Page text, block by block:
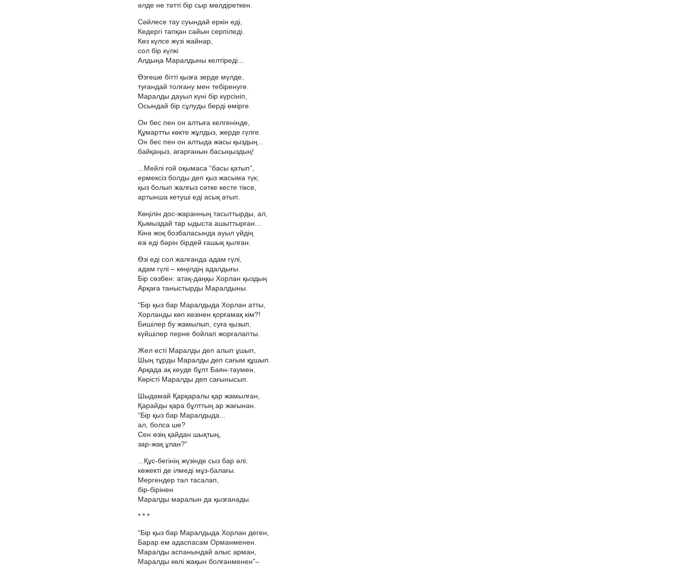
әлде не тәтті бір сыр мөлдіреткен.
Сөйлесе тау суындай еркін еді,
Кедергі тапқан сайын серпіледі.
Көз күлсе жүзі жайнар,
сол бір күлкі
Алдыңа Маралдыны келтіреді...
Өзгеше бітті қызға зерде мүлде,
туғандай толғану мен тебіренуге.
Маралды дауыл күні бір күрсініп,
Осындай бір сұлуды берді өмірге.
Он бес пен он алтыға келгенінде,
Құмартты көкте жұлдыз, жерде гүлге.
Он бес пен он алтыда жасы қыздың...
байқаңыз, ағарғанын басыңыздың!
...Мейлі ғой оқымаса “басы қатып”,
ермексіз болды деп қыз жасыма түк;
қыз болып жалғыз сәтке кесте тіксе,
артынша кетуші еді асық атып.
Көңілін дос-жаранның тасыттырды, ал,
Қымыздай тар ыдыста ашыттырған...
Кінә жоқ бозбаласында ауыл үйдің
өзі еді бәрін бірдей ғашық қылған.
Өзі еді сол жалғанда адам гүлі,
адам гүлі – көңілдің адалдығы.
Бір сөзбен: атақ-даңқы Хорлан қыздың
Арқаға таныстырды Маралдыны.
“Бір қыз бар Маралдыда Хорлан атты,
Хорланды көп көзінен қорғамақ кім?!
Бишілер бу жамылып, суға қызып,
күйшілер перне бойлап жорғалапты.
Жел есті Маралды деп алып ұшып,
Шың тұрды Маралды деп сағым құшып.
Арқада ақ кеуде бұлт Баян-таумен,
Көрісті Маралды деп сағынысып.
Шыдамай Қарқаралы қар жамылған,
Қарайды қара бұлттың ар жағынан.
“Бір қыз бар Маралдыда...
ал, болса ше?
Сен өзің қайдан шықтың,
зар-жақ ұлан?”
...Құс-бегінің жүзінде сыз бар әлі:
көжекті де ілмеді мұз-балағы.
Мергендер тал тасалап,
бір-бірінен
Маралды маралын да қызғанады.
* * *
“Бір қыз бар Маралдыда Хорлан деген,
Барар ем адаспасам Орманменен.
Маралды аспанындай алыс арман,
Маралды көлі жақын болғанменен”–